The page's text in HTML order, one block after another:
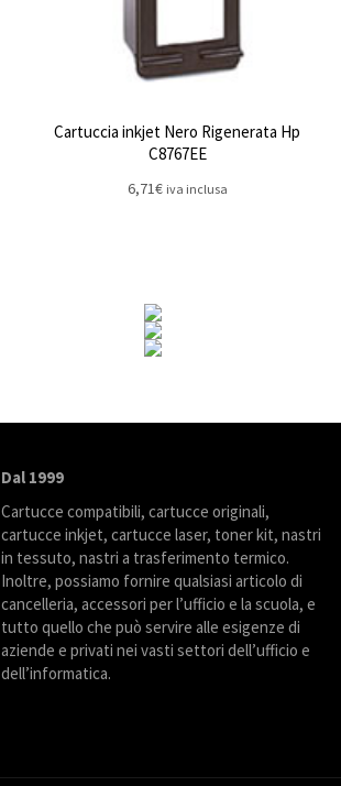
Cartuccia inkjet Nero Rigenerata Hp
C8767EE
6,71€ iva inclusa
Dal 1999
Cartucce compatibili, cartucce originali,
cartucce inkjet, cartucce laser, toner kit, nastri
in tessuto, nastri a trasferimento termico.
Inoltre, possiamo fornire qualsiasi articolo di
cancelleria, accessori per l’ufficio e la scuola, e
tutto quello che può servire alle esigenze di
aziende e privati nei vasti settori dell’ufficio e
dell’informatica.